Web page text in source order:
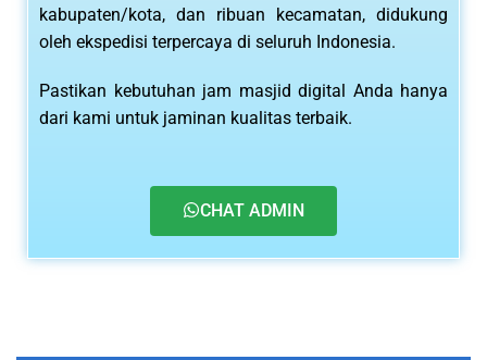
kabupaten/kota, dan ribuan kecamatan, didukung
oleh ekspedisi terpercaya di seluruh Indonesia.
Pastikan kebutuhan jam masjid digital Anda hanya
dari kami untuk jaminan kualitas terbaik.
CHAT ADMIN